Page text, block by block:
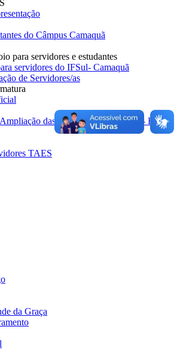
do Câmpus Camaquã
para servidores e estudantes
servidores do IFSul- Camaquã
de Servidores/as
das Atividades Presenciais- Fase 3
TAES
da Graça